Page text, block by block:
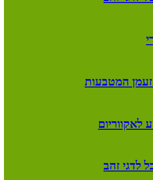
המטבעות
לאקווריום
לדגי זהב